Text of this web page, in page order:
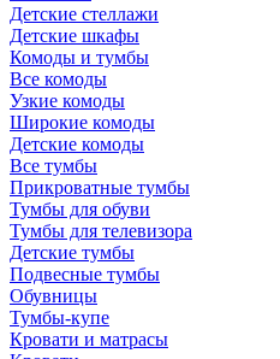
Детские стеллажи
Детские шкафы
Комоды и тумбы
Все комоды
Узкие комоды
Широкие комоды
Детские комоды
Все тумбы
Прикроватные тумбы
Тумбы для обуви
Тумбы для телевизора
Детские тумбы
Подвесные тумбы
Обувницы
Тумбы-купе
Кровати и матрасы